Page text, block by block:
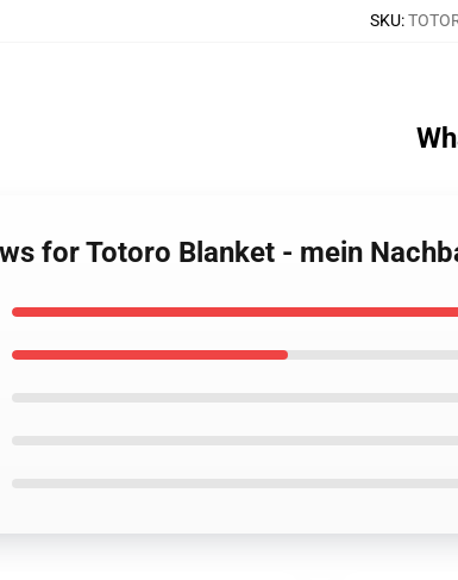
SKU:
for Totoro Blanket - mein